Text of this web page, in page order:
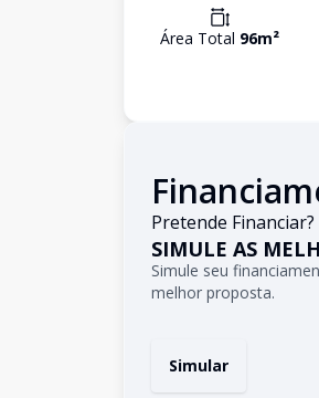
Área Total 96m²
Pretende Financiar?
SIMULE AS
Simule seu
melhor proposta.
Simular